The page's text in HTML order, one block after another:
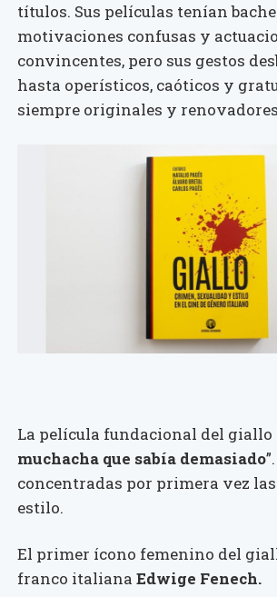
títulos. Sus películas tenían
motivaciones confusas y
convincentes, pero sus gestos
hasta operísticos, caóticos y
siempre originales y
La película fundacional del giallo
muchacha que sabía demasiado
concentradas por primera vez
estilo.
El primer ícono femenino del
franco italiana Edwige Fenech.